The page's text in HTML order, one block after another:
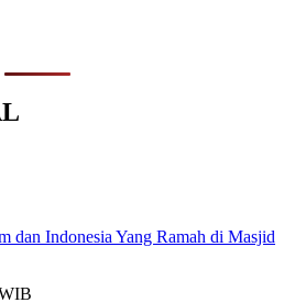
dan Indonesia Yang Ramah di Masjid